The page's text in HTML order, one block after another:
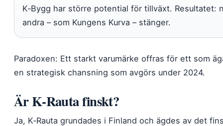
K‑Bygg har större potential för tillväxt. Resultatet:
andra – som Kungens Kurva – stänger.
Paradoxen: Ett starkt varumärke offras för ett som
en strategisk chansning som avgörs under 2024.
Är K‑Rauta finskt?
Ja, K‑Rauta grundades i Finland och ägdes av det